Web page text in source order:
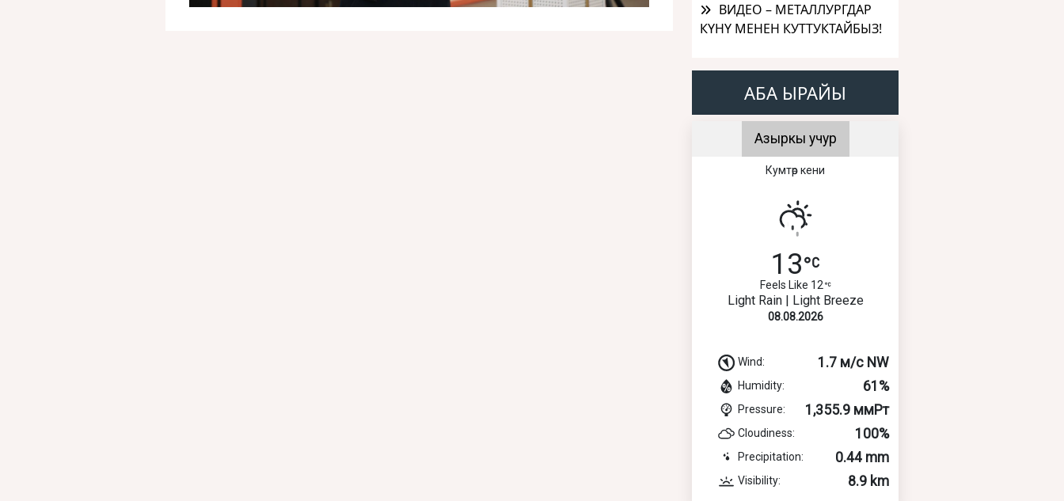
ВИДЕО – МЕТАЛЛУРГДАР
КҮНҮ МЕНЕН КУТТУКТАЙБЫЗ!
АБА ЫРАЙЫ
Азыркы учур
Кумтөр кени
13
Feels Like 12
Light Rain | Light Breeze
08.08.2026
Wind: 1.7 м/с NW
Humidity: 61%
Pressure: 1,355.9 ммРт
Cloudiness: 100%
Precipitation: 0.44 mm
Visibility: 8.9 km